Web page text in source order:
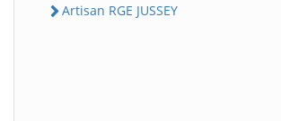
Artisan RGE JUSSEY